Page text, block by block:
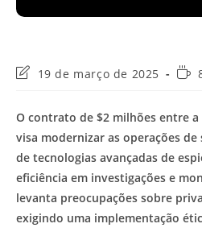
Última
post:
19 de março de 2025
O contrato de $2 milhões entre a
visa modernizar as operações de
de tecnologias avançadas de
eficiência em investigações e
levanta preocupações sobre
exigindo uma implementação